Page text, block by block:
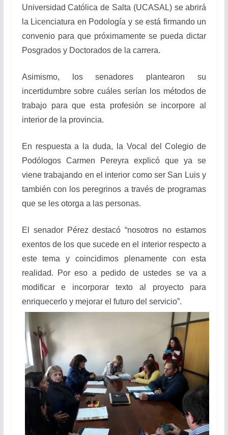
Universidad Católica de Salta (UCASAL) se abrirá
la Licenciatura en Podología y se está firmando un
convenio para que próximamente se pueda dictar
Posgrados y Doctorados de la carrera.
Asimismo, los senadores plantearon su
incertidumbre sobre cuáles serían los métodos de
trabajo para que esta profesión se incorpore al
interior de la provincia.
En respuesta a la duda, la Vocal del Colegio de
Podólogos Carmen Pereyra explicó que ya se
viene trabajando en el interior como ser San Luis y
también con los peregrinos a través de programas
que se les otorga a las personas.
El senador Pérez destacó “nosotros no estamos
exentos de los que sucede en el interior respecto a
este tema y coincidimos plenamente con esta
realidad. Por eso a pedido de ustedes se va a
modificar e incorporar texto al proyecto para
enriquecerlo y mejorar el futuro del servicio”.